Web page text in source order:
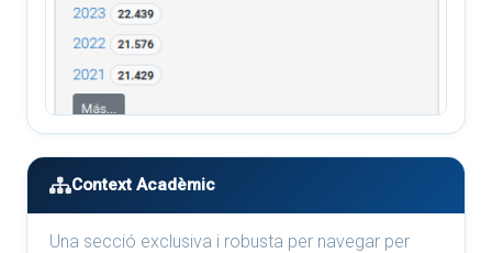
Context Acadèmic
Una secció exclusiva i robusta per navegar per